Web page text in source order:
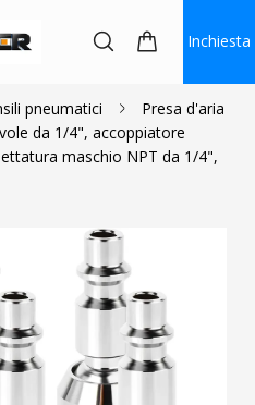
Inchiesta
pneumatici
Presa d'aria
da 1/4", accoppiatore
maschio NPT da 1/4",